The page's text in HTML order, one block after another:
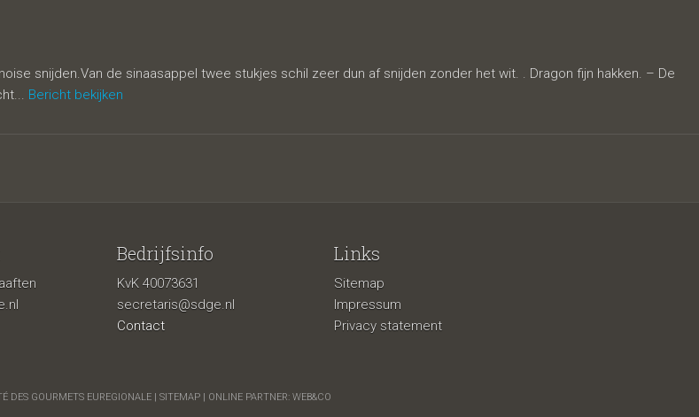
snijden.Van de sinaasappel twee stukjes schil zeer dun af snijden zonder het wit. . Dragon fijn hakken. – De
Bericht bekijken
Bedrijfsinfo
KvK 40073631
secretaris@sdge.nl
Contact
Links
Sitemap
Impressum
Privacy statement
DES GOURMETS EUREGIONALE | SITEMAP| ONLINE PARTNER: WEB&CO